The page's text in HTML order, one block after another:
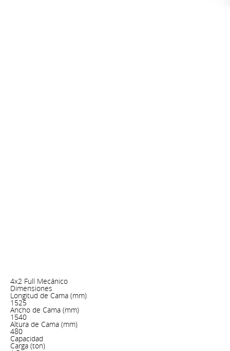
4x2 Full Mecánico
Dimensiones
Longitud de Cama (mm)
1525
Ancho de Cama (mm)
1540
Altura de Cama (mm)
480
Capacidad
Carga (ton)